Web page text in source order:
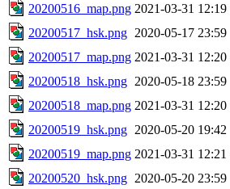
20200516_map.png 2021-03-31 12:19
20200517_hsk.png 2020-05-17 23:59
20200517_map.png 2021-03-31 12:20
20200518_hsk.png 2020-05-18 23:59
20200518_map.png 2021-03-31 12:20
20200519_hsk.png 2020-05-20 19:42
20200519_map.png 2021-03-31 12:21
20200520_hsk.png 2020-05-20 23:59